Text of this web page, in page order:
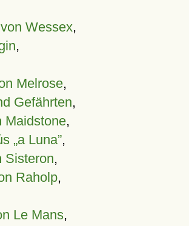
Wessex,
,
Melrose,
Gefährten,
Maidstone,
„a Luna”,
Sisteron,
Raholp,
Le Mans,